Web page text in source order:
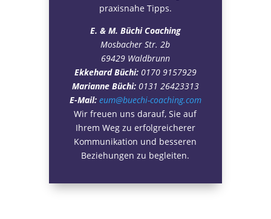
praxisnahe Tipps.
E. & M. Büchi Coaching
Mosbacher Str. 2b
69429 Waldbrunn
Ekkehard Büchi:0170 9157929
Marianne Büchi:0131 26423313
E-Mail: eum@buechi-coaching.com
Wir freuen uns darauf, Sie auf
Ihrem Weg zu erfolgreicherer
Kommunikation und besseren
Beziehungen zu begleiten.